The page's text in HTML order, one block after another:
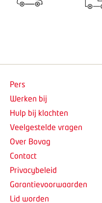
Pers
Werken bij
Hulp bij klachten
Veelgestelde vragen
Over Bovag
Contact
Privacybeleid
Garantievoorwaarden
Lid worden